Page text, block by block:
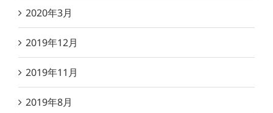
2020年3月
2019年12月
2019年11月
2019年8月